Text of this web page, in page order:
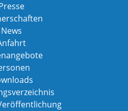
News